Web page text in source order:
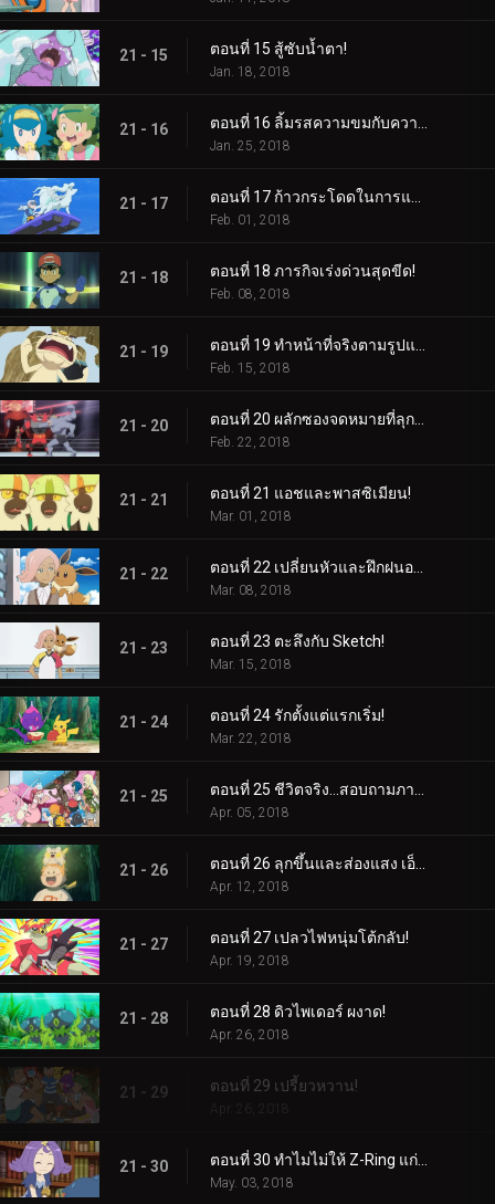
21 - 15 ตอนที่ 15 สู้ซับน้ำตา!
Jan. 18, 2018
21 - 16
Jan. 25, 2018
21 - 17
Feb. 01, 2018
21 - 18 ตอนที่ 18 ภารกิจเร่งด่วนสุดขีด!
Feb. 08, 2018
21 - 19
Feb. 15, 2018
21 - 20
Feb. 22, 2018
21 - 21 ตอนที่ 21 แอชและพาสซิเมียน!
Mar. 01, 2018
21 - 22
Mar. 08, 2018
21 - 23 ตอนที่ 23 ตะลึงกับ Sketch!
Mar. 15, 2018
21 - 24 ตอนที่ 24 รักตั้งแต่แรกเริ่ม!
Mar. 22, 2018
21 - 25
Apr. 05, 2018
21 - 26
Apr. 12, 2018
21 - 27 ตอนที่ 27 เปลวไฟหนุ่มโต้กลับ!
Apr. 19, 2018
21 - 28 ตอนที่ 28 ดิวไพเดอร์ ผงาด!
Apr. 26, 2018
21 - 29 ตอนที่ 29 เปรี้ยวหวาน!
Apr. 26, 2018
21 - 30
May. 03, 2018